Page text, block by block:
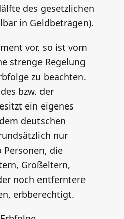
des gesetzlichen
in Geldbeträgen).
vor, so ist vom
strenge Regelung
zu beachten.
bzw. der
ein eigenes
deutschen
nur
Personen, die
Großeltern,
noch entferntere
erbberechtigt.